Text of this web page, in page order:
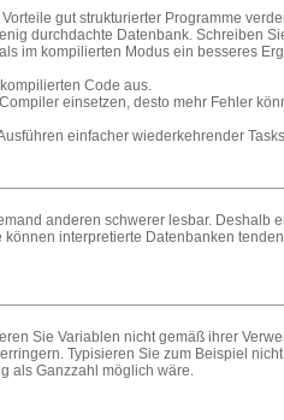
gut strukturierter Programme
durchdachte Datenbank. Schreiben
im kompilierten Modus ein besseres
Code aus.
einsetzen, desto mehr Fehler
einfacher wiederkehrender
anderen schwerer lesbar. Deshalb
interpretierte Datenbanken
Sie Variablen nicht gemäß ihrer
Typisieren Sie zum Beispiel
als Ganzzahl möglich wäre.